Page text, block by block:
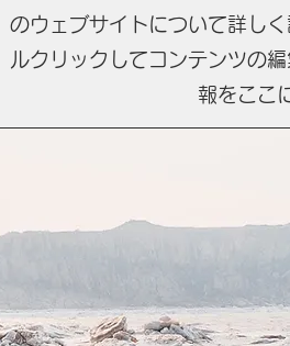
のウェブサイトについて詳し
ルクリックしてコンテンツの
報をここ